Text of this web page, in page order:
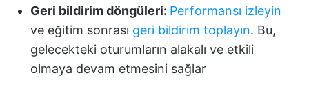
Geri bildirim döngüleri: Performansı izleyin
ve eğitim sonrası geri bildirim toplayın. Bu,
gelecekteki oturumların alakalı ve etkili
olmaya devam etmesini sağlar